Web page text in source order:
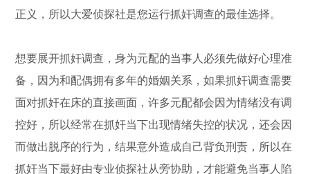
正义，所以大爱侦探社是您运行抓奸调查的最佳选择。
想要展开抓奸调查，身为元配的当事人必须先做好心理准
备，因为和配偶拥有多年的婚姻关系，如果抓奸调查需要
面对抓奸在床的直接画面，许多元配都会因为情绪没有调
控好，所以经常在抓奸当下出现情绪失控的状况，还会因
而做出脱序的行为，结果意外造成自己背负刑责，所以在
抓奸当下最好由专业侦探社从旁协助，才能避免当事人陷